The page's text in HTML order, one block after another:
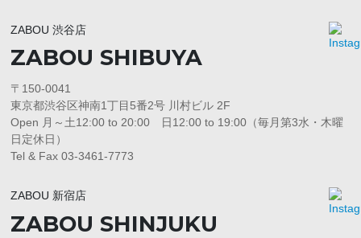
ZABOU 渋谷店
ZABOU SHIBUYA
〒150-0041
東京都渋谷区神南1丁目5番2号 川村ビル 2F
Open 月～土12:00 to 20:00 日12:00 to 19:00（毎月第3水・木曜
日定休日）
Tel & Fax 03-3461-7773
ZABOU 新宿店
ZABOU SHINJUKU